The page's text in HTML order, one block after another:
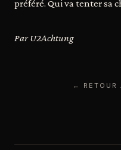
préféré. Qui va tenter sa
Par U2Achtung
← RETOUR